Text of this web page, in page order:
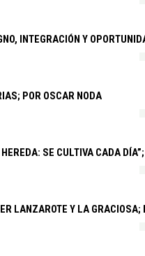
INTEGRACIÓN Y
POR OSCAR NODA
SE CULTIVA CADA
LANZAROTE Y LA